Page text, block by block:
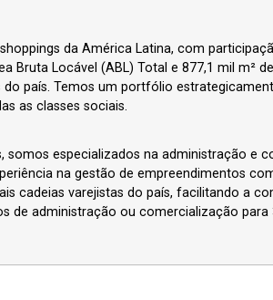
da América Latina, com
Bruta Locável (ABL) Total e 877,1 mil m²
país. Temos um portfólio
as classes sociais.
somos especializados na administração e
na gestão de empreendimentos
cadeias varejistas do país, facilitando a
de administração ou comercialização para